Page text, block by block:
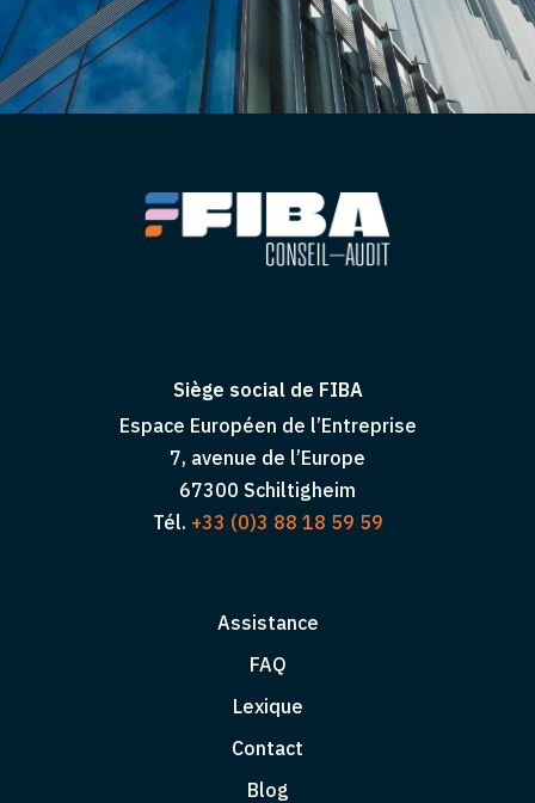
Siège social de FIBA
Espace Européen de l’Entreprise
7, avenue de l’Europe
67300 Schiltigheim
Tél. +33 (0)3 88 18 59 59
Assistance
FAQ
Lexique
Contact
Blog